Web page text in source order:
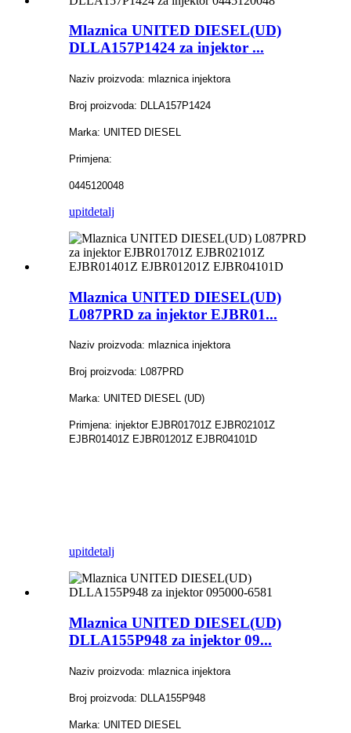
Mlaznica UNITED DIESEL(UD)
DLLA157P1424 za injektor ...
Naziv proizvoda: mlaznica injektora
Broj proizvoda: DLLA157P1424
Marka: UNITED DIESEL
Primjena:
0445120048
upitdetalj
Mlaznica UNITED DIESEL(UD)
L087PRD za injektor EJBR01...
Naziv proizvoda: mlaznica injektora
Broj proizvoda: L087PRD
Marka: UNITED DIESEL (UD)
Primjena: injektor EJBR01701Z EJBR02101Z
EJBR01401Z EJBR01201Z EJBR04101D
upitdetalj
Mlaznica UNITED DIESEL(UD)
DLLA155P948 za injektor 09...
Naziv proizvoda: mlaznica injektora
Broj proizvoda: DLLA155P948
Marka: UNITED DIESEL